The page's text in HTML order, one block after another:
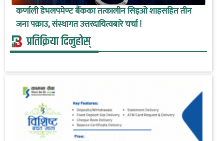
कर्णाली डेभलपमेण्ट बैंकका तत्कालीन सिइओ शाहसहित तीन
जना पक्राउ, संस्थागत उत्तरदायित्वबारे चर्चा !
प्रतिक्रिया दिनुहोस्